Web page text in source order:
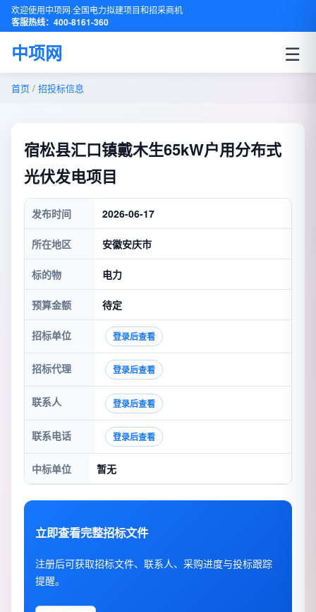
欢迎使用中项网·全国电力拟建项目和招采商机
客服热线：400-8161-360
中项网 ☰
首页 / 招投标信息
宿松县汇口镇戴木生65kW户用分布式
光伏发电项目
发布时间 2026-06-17
所在地区 安徽安庆市
标的物 电力
预算金额 待定
招标单位 登录后查看
招标代理 登录后查看
联系人 登录后查看
联系电话 登录后查看
中标单位 暂无
立即查看完整招标文件
注册后可获取招标文件、联系人、采购进度与投标跟踪
提醒。